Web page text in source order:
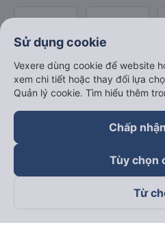
Theo dõi chúng tôi trên
Sử dụng cookie
Vexere dùng cookie để website
xem chi tiết hoặc thay đổi lựa
Quản lý cookie. Tìm hiểu thêm
Chấp
Tùy chọn
Từ